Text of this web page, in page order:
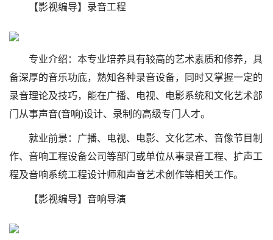
【影视编导】录音工程
专业介绍：本专业培养具有较高的艺术素质和修养，具
备深厚的音乐功底，熟知各种录音设备，同时又掌握一定的
录音理论及技巧，能在广播、电视、电影系统和文化艺术部
门从事声音(音响)设计、录制的高级专门人才。
就业前景：广播、电视、电影、文化艺术、音像节目制
作、音响工程设备公司等部门或单位从事录音工程、扩声工
程及音响系统工程设计师和声音艺术创作等相关工作。
【影视编导】音响导演